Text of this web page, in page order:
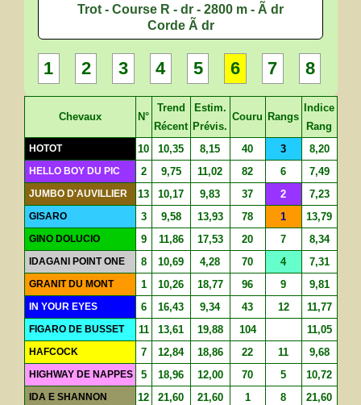
Trot - Course R - dr - 2800 m - Ã dr
Corde Ã dr
1 2 3 4 5 6 7 8
Chevaux N°
Trend
Récent
Estim.
Prévis.
Couru Rangs
Indice
Rang
HOTOT 10 10,35 8,15 40 3 8,20
HELLO BOY DU PIC 2 9,75 11,02 82 6 7,49
JUMBO D'AUVILLIER 13 10,17 9,83 37 2 7,23
GISARO 3 9,58 13,93 78 1 13,79
GINO DOLUCIO 9 11,86 17,53 20 7 8,34
IDAGANI POINT ONE 8 10,69 4,28 70 4 7,31
GRANIT DU MONT 1 10,26 18,77 96 9 9,81
IN YOUR EYES 6 16,43 9,34 43 12 11,77
FIGARO DE BUSSET 11 13,61 19,88 104 11,05
HAFCOCK 7 12,84 18,86 22 11 9,68
HIGHWAY DE NAPPES 5 18,96 12,00 70 5 10,72
IDA E SHANNON 12 21,60 21,60 1 8 21,60